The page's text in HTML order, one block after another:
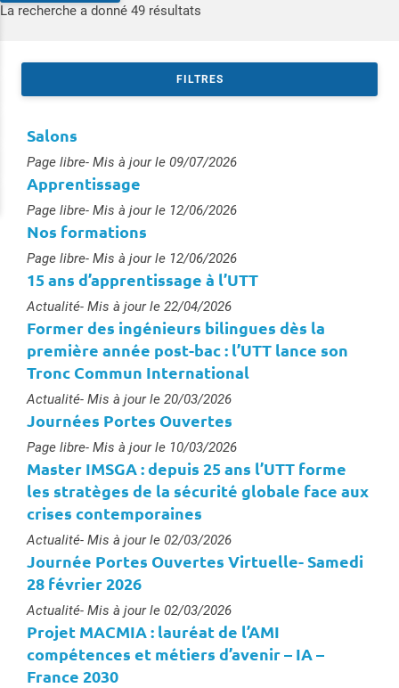
La recherche a donné 49 résultats
FILTRES
Salons
Type :
Page libre- Mis à jour le 09/07/2026
Apprentissage
Type :
Page libre- Mis à jour le 12/06/2026
Nos formations
Type :
Page libre- Mis à jour le 12/06/2026
15 ans d’apprentissage à l’UTT
Type :
Actualité- Mis à jour le 22/04/2026
Former des ingénieurs bilingues dès la
première année post-bac : l’UTT lance son
Tronc Commun International
Type :
Actualité- Mis à jour le 20/03/2026
Journées Portes Ouvertes
Type :
Page libre- Mis à jour le 10/03/2026
Master IMSGA : depuis 25 ans l’UTT forme
les stratèges de la sécurité globale face aux
crises contemporaines
Type :
Actualité- Mis à jour le 02/03/2026
Journée Portes Ouvertes Virtuelle- Samedi
28 février 2026
Type :
Actualité- Mis à jour le 02/03/2026
Projet MACMIA : lauréat de l’AMI
compétences et métiers d’avenir – IA –
France 2030